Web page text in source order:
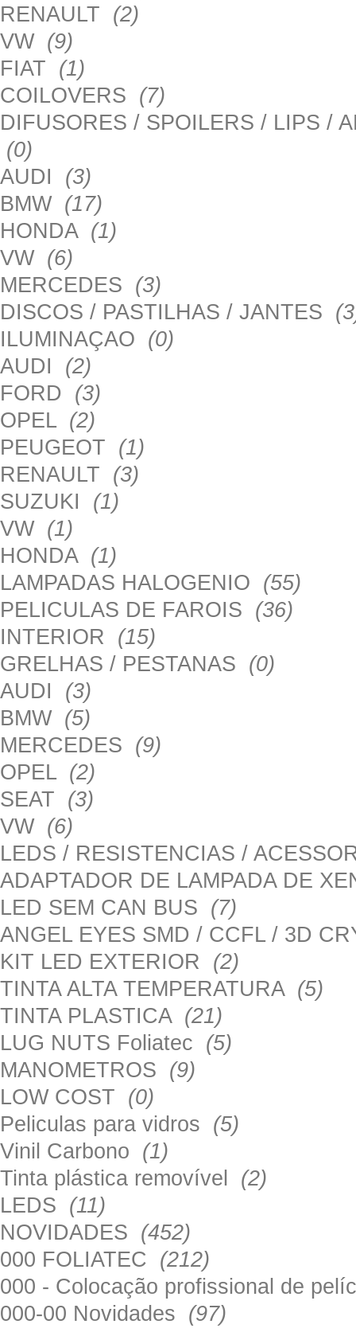
RENAULT (2)
VW (9)
FIAT (1)
COILOVERS (7)
DIFUSORES / SPOILERS / LIPS /
(0)
AUDI (3)
BMW (17)
HONDA (1)
VW (6)
MERCEDES (3)
DISCOS / PASTILHAS / JANTES
ILUMINAÇAO (0)
AUDI (2)
FORD (3)
OPEL (2)
PEUGEOT (1)
RENAULT (3)
SUZUKI (1)
VW (1)
HONDA (1)
LAMPADAS HALOGENIO (55)
PELICULAS DE FAROIS (36)
INTERIOR (15)
GRELHAS / PESTANAS (0)
AUDI (3)
BMW (5)
MERCEDES (9)
OPEL (2)
SEAT (3)
VW (6)
LEDS / RESISTENCIAS /
ADAPTADOR DE LAMPADA DE
LED SEM CAN BUS (7)
ANGEL EYES SMD / CCFL / 3D
KIT LED EXTERIOR (2)
TINTA ALTA TEMPERATURA (5)
TINTA PLASTICA (21)
LUG NUTS Foliatec (5)
MANOMETROS (9)
LOW COST (0)
Peliculas para vidros (5)
Vinil Carbono (1)
Tinta plástica removível (2)
LEDS (11)
NOVIDADES (452)
000 FOLIATEC (212)
000 - Colocação profissional de
000-00 Novidades (97)